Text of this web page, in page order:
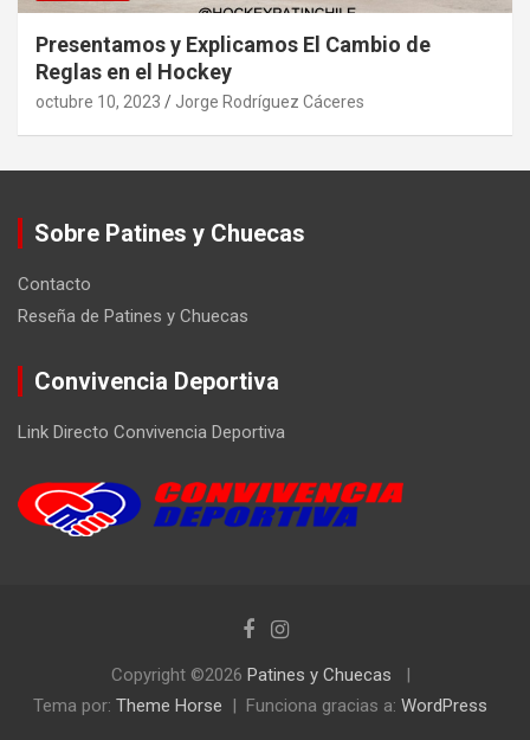
Presentamos y Explicamos El Cambio de
Reglas en el Hockey
octubre 10, 2023 Jorge Rodríguez Cáceres
Sobre Patines y Chuecas
Contacto
Reseña de Patines y Chuecas
Convivencia Deportiva
Link Directo Convivencia Deportiva
Copyright ©2026 Patines y Chuecas
Tema por: Theme Horse Funciona gracias a: WordPress